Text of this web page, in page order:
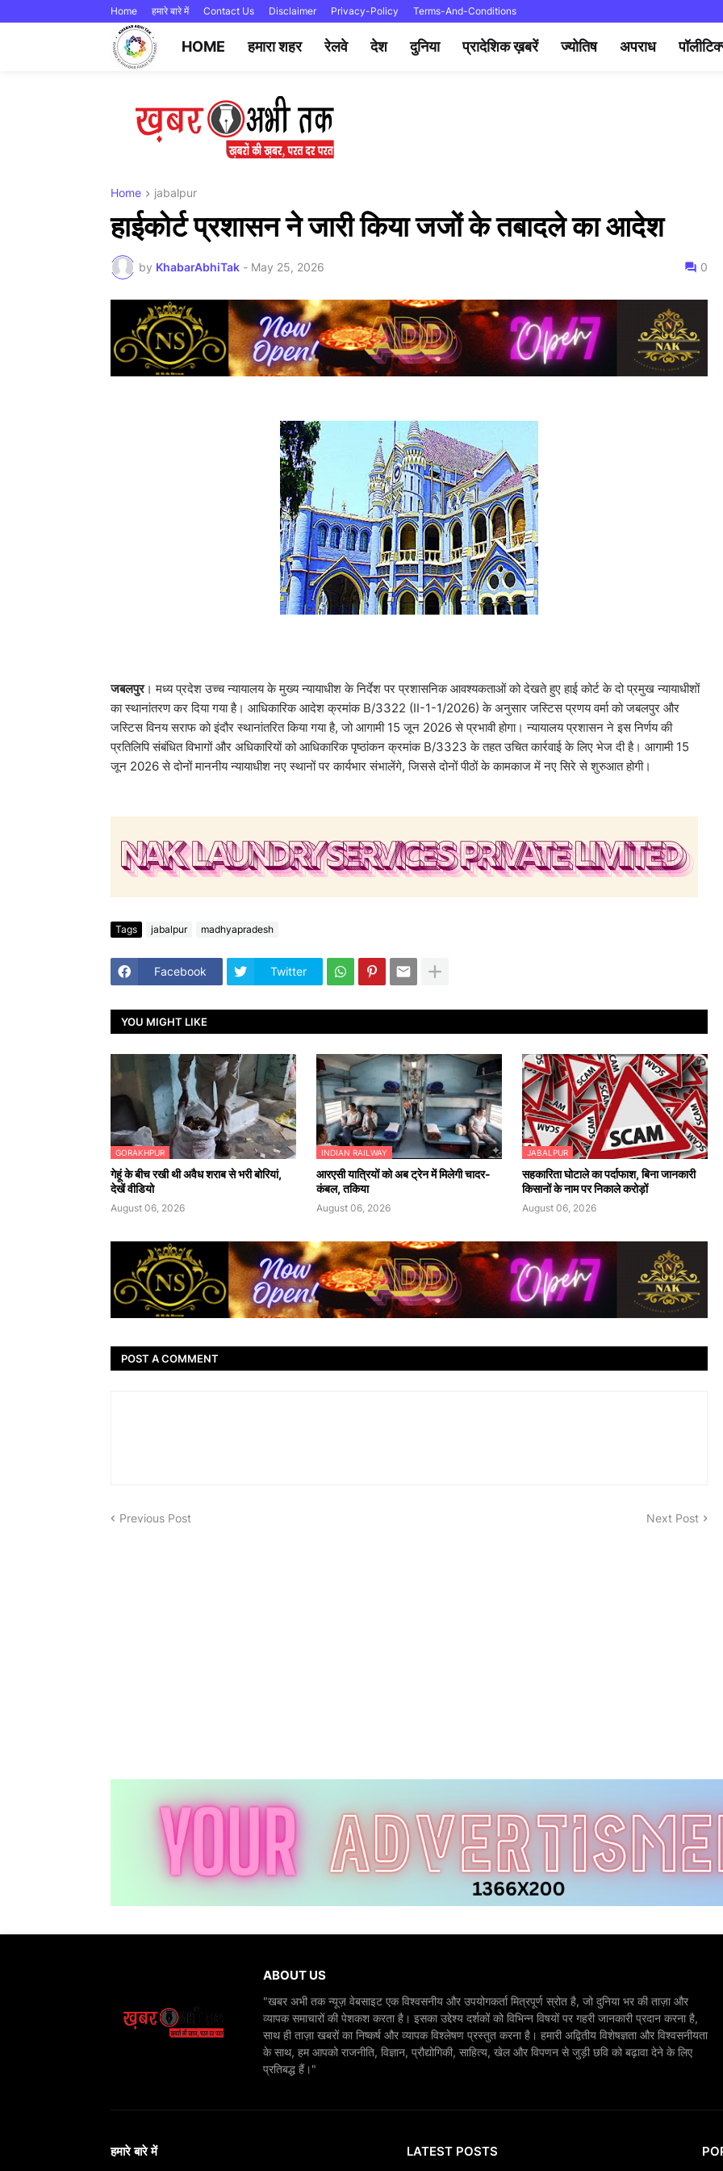
Home हमारे बारे में Contact Us Disclaimer Privacy-Policy Terms-And-Conditions
HOME हमारा शहर रेलवे देश दुनिया प्रादेशिक ख़बरें ज्योतिष अपराध
Home jabalpur
हाईकोर्ट प्रशासन ने जारी किया जजों के तबादले का आदेश
by KhabarAbhiTak - May 25, 2026 0
जबलपुर। मध्य प्रदेश उच्च न्यायालय के मुख्य न्यायाधीश के निर्देश पर प्रशासनिक आवश्यकताओं को देखते हुए हाई कोर्ट के दो प्रमुख न्यायाधीशों
का स्थानांतरण कर दिया गया है। आधिकारिक आदेश क्रमांक B/3322 (II-1-1/2026) के अनुसार जस्टिस प्रणय वर्मा को जबलपुर और
जस्टिस विनय सराफ को इंदौर स्थानांतरित किया गया है, जो आगामी 15 जून 2026 से प्रभावी होगा। न्यायालय प्रशासन ने इस निर्णय की
प्रतिलिपि संबंधित विभागों और अधिकारियों को आधिकारिक पृष्ठांकन क्रमांक B/3323 के तहत उचित कार्रवाई के लिए भेज दी है। आगामी 15
जून 2026 से दोनों माननीय न्यायाधीश नए स्थानों पर कार्यभार संभालेंगे, जिससे दोनों पीठों के कामकाज में नए सिरे से शुरुआत होगी।
Tags jabalpur madhyapradesh
Facebook Twitter
YOU MIGHT LIKE
GORAKHPUR
गेहूं के बीच रखी थी अवैध शराब से भरी बोरियां,
देखें वीडियो
August 06, 2026
INDIAN RAILWAY
आरएसी यात्रियों को अब ट्रेन में मिलेगी चादर-
कंबल, तकिया
August 06, 2026
JABALPUR
सहकारिता घोटाले का पर्दाफाश, बिना जानकारी
किसानों के नाम पर निकाले करोड़ों
August 06, 2026
POST A COMMENT
Previous Post Next Post
ABOUT US
"खबर अभी तक न्यूज़ वेबसाइट एक विश्वसनीय और उपयोगकर्ता मित्रपूर्ण स्रोत है, जो दुनिया भर की ताज़ा और
व्यापक समाचारों की पेशकश करता है। इसका उद्देश्य दर्शकों को विभिन्न विषयों पर गहरी जानकारी प्रदान करना है,
साथ ही ताज़ा खबरों का निष्कर्ष और व्यापक विश्लेषण प्रस्तुत करना है। हमारी अद्वितीय विशेषज्ञता और विश्वसनीयता
के साथ, हम आपको राजनीति, विज्ञान, प्रौद्योगिकी, साहित्य, खेल और विपणन से जुड़ी छवि को बढ़ावा देने के लिए
प्रतिबद्ध हैं।"
हमारे बारे में LATEST POSTS